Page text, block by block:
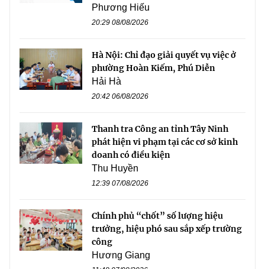
Phương Hiếu
20:29 08/08/2026
Hà Nội: Chỉ đạo giải quyết vụ việc ở
phường Hoàn Kiếm, Phú Diễn
Hải Hà
20:42 06/08/2026
Thanh tra Công an tỉnh Tây Ninh
phát hiện vi phạm tại các cơ sở kinh
doanh có điều kiện
Thu Huyền
12:39 07/08/2026
Chính phủ “chốt” số lượng hiệu
trưởng, hiệu phó sau sắp xếp trường
công
Hương Giang